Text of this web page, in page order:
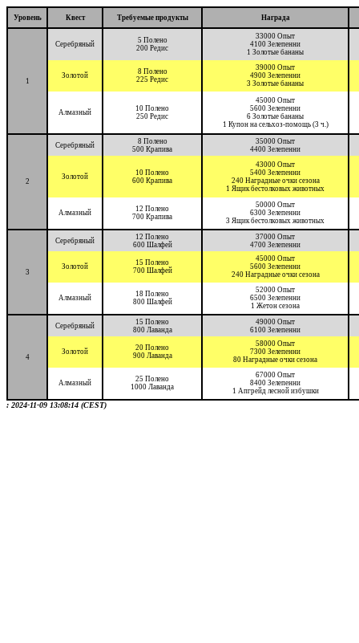
Уровень Квест Требуемые продукты Награда
1
Серебряный
Золотой
Алмазный
5 Полено
200 Редис
8 Полено
225 Редис
10 Полено
250 Редис
33000 Опыт
4100 Зелепенни
1 Золотые бананы
39000 Опыт
4900 Зелепенни
3 Золотые бананы
45000 Опыт
5600 Зелепенни
6 Золотые бананы
1 Купон на сельхоз-помощь (3 ч.)
2
Серебряный
Золотой
Алмазный
8 Полено
500 Крапива
10 Полено
600 Крапива
12 Полено
700 Крапива
35000 Опыт
4400 Зелепенни
43000 Опыт
5400 Зелепенни
240 Наградные очки сезона
1 Ящик бестолковых животных
50000 Опыт
6300 Зелепенни
3 Ящик бестолковых животных
3
Серебряный
Золотой
Алмазный
12 Полено
600 Шалфей
15 Полено
700 Шалфей
18 Полено
800 Шалфей
37000 Опыт
4700 Зелепенни
45000 Опыт
5600 Зелепенни
240 Наградные очки сезона
52000 Опыт
6500 Зелепенни
1 Жетон сезона
4
Серебряный
Золотой
Алмазный
15 Полено
800 Лаванда
20 Полено
900 Лаванда
25 Полено
1000 Лаванда
49000 Опыт
6100 Зелепенни
58000 Опыт
7300 Зелепенни
80 Наградные очки сезона
67000 Опыт
8400 Зелепенни
1 Апгрейд лесной избушки
: 2024-11-09 13:08:14 (CEST)